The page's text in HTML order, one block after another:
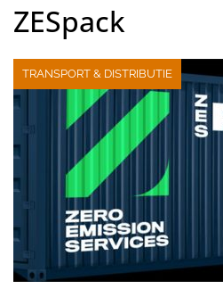
ZESpack
TRANSPORT & DISTRIBUTIE